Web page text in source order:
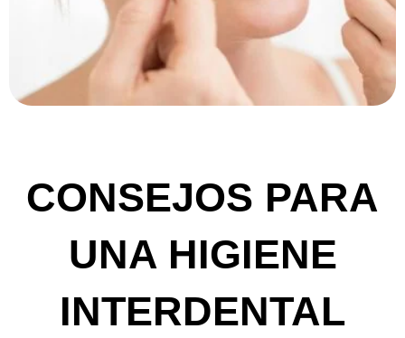
CONSEJOS PARA
UNA HIGIENE
INTERDENTAL